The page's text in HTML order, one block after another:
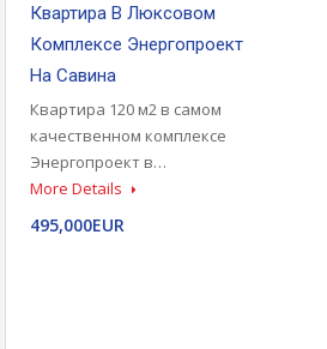
Квартира В Люксовом
Комплексе Энергопроект
На Савина
Квартира 120 м2 в самом
качественном комплексе
Энергопроект в…
More Details
495,000EUR